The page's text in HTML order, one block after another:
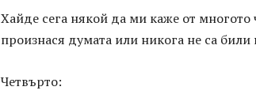
Хайде сега някой да ми каже от многото
произнася думата или никога не са били
Четвърто: